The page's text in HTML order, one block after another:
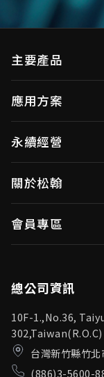
主要產品
視訊/影像控制器
無線視頻傳輸
OID產品(Optical ID)
應用方案
視訊／影像控制器
無線視頻傳輸
永續經營
投資人專區
利害關係人
關於松翰
會員專區
總公司資訊
10F-1.,No.36,
302,Taiwan(R.O.C)
台灣新竹縣竹
(886)3-5600-